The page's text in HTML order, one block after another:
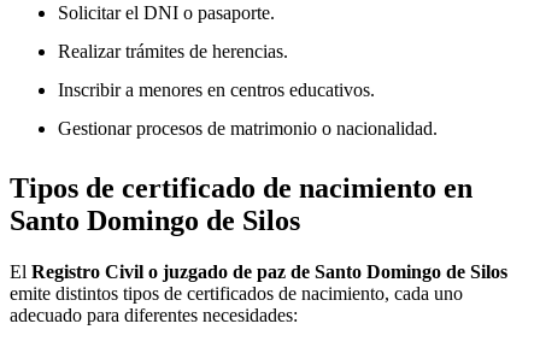
Solicitar el DNI o pasaporte.
Realizar trámites de herencias.
Inscribir a menores en centros educativos.
Gestionar procesos de matrimonio o nacionalidad.
Tipos de certificado de nacimiento en
Santo Domingo de Silos
El Registro Civil o juzgado de paz de Santo Domingo de Silos
emite distintos tipos de certificados de nacimiento, cada uno
adecuado para diferentes necesidades: